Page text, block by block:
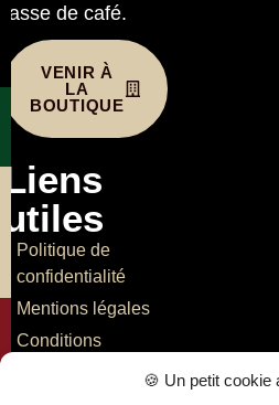
🍪 Un petit cookie
tasse de café.
VENIR À
LA
BOUTIQUE
Liens
utiles
Politique de
confidentialité
Mentions légales
Conditions